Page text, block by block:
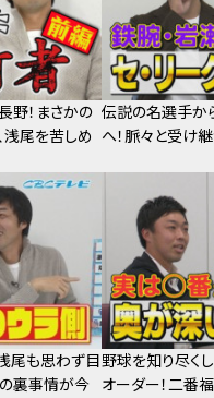
野！まさかの
浅尾を苦しめ
伝説の名選手か
へ！脈々と受け
尾も思わず目
裏事情が今
野球を知り尽く
オーダー！二番